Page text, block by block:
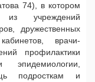
74), в котором
из учреждений
дружественных
врачи-
профилактики
подросткам и